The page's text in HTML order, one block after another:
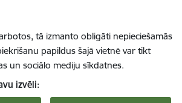
tā izmanto obligāti nepieciešamās
papildus šajā vietnē var tikt
un sociālo mediju sīkdatnes.
izvēli: